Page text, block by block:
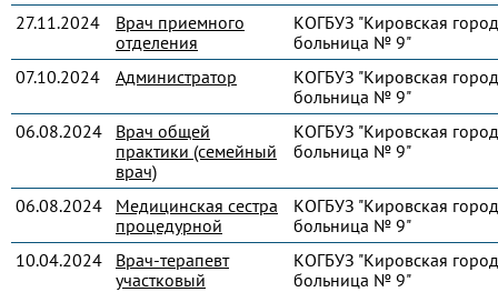
27.11.2024
Врач приемного
отделения
КОГБУЗ "Кировская
больница № 9"
07.10.2024
Администратор
КОГБУЗ "Кировская
больница № 9"
06.08.2024
Врач общей
практики (семейный
врач)
КОГБУЗ "Кировская
больница № 9"
06.08.2024
Медицинская сестра
процедурной
КОГБУЗ "Кировская
больница № 9"
10.04.2024
Врач-терапевт
участковый
КОГБУЗ "Кировская
больница № 9"